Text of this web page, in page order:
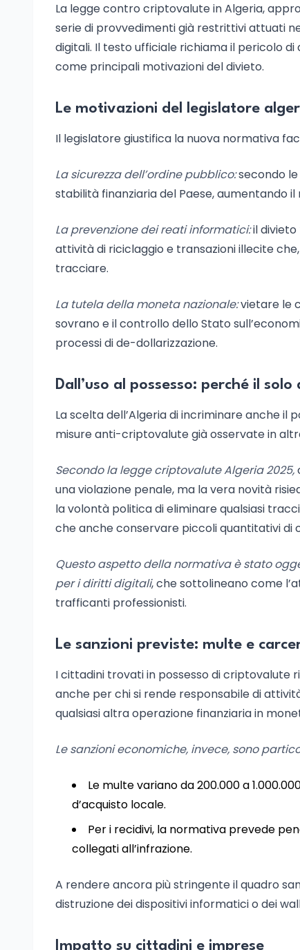
La legge contro criptovalute in Algeria,
serie di provvedimenti già restrittivi attuati
digitali. Il testo ufficiale richiama il pericolo
come principali motivazioni del divieto.
Le motivazioni del legislatore
Il legislatore giustifica la nuova normativa
La sicurezza dell’ordine pubblico:secondo
stabilità finanziaria del Paese, aumentando
La prevenzione dei reati informatici:il divieto
attività di riciclaggio e transazioni illecite
tracciare.
La tutela della moneta nazionale:vietare le
sovrano e il controllo dello Stato
processi di de-dollarizzazione.
Dall’uso al possesso: perché il
La scelta dell’Algeria di incriminare anche
misure anti-criptovalute già osservate in
Secondo la legge criptovalute Algeria 2025,
una violazione penale, ma la vera novità
la volontà politica di eliminare qualsiasi
che anche conservare piccoli quantitativi di
Questo aspetto della normativa è stato
per i diritti digitali, che sottolineano come
trafficanti professionisti.
Le sanzioni previste: multe e
I cittadini trovati in possesso di criptovalute
anche per chi si rende responsabile di
qualsiasi altra operazione finanziaria in
Le sanzioni economiche, invece, sono
Le multe variano da 200.000 a
d’acquisto locale.
Per i recidivi, la normativa prevede
collegati all’infrazione.
A rendere ancora più stringente il quadro
distruzione dei dispositivi informatici o dei
Impatto su cittadini e imprese